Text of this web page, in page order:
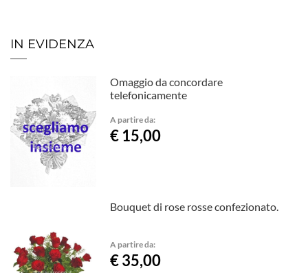
IN EVIDENZA
Omaggio da concordare
telefonicamente
A partire da:
€ 15,00
Bouquet di rose rosse confezionato.
A partire da:
€ 35,00